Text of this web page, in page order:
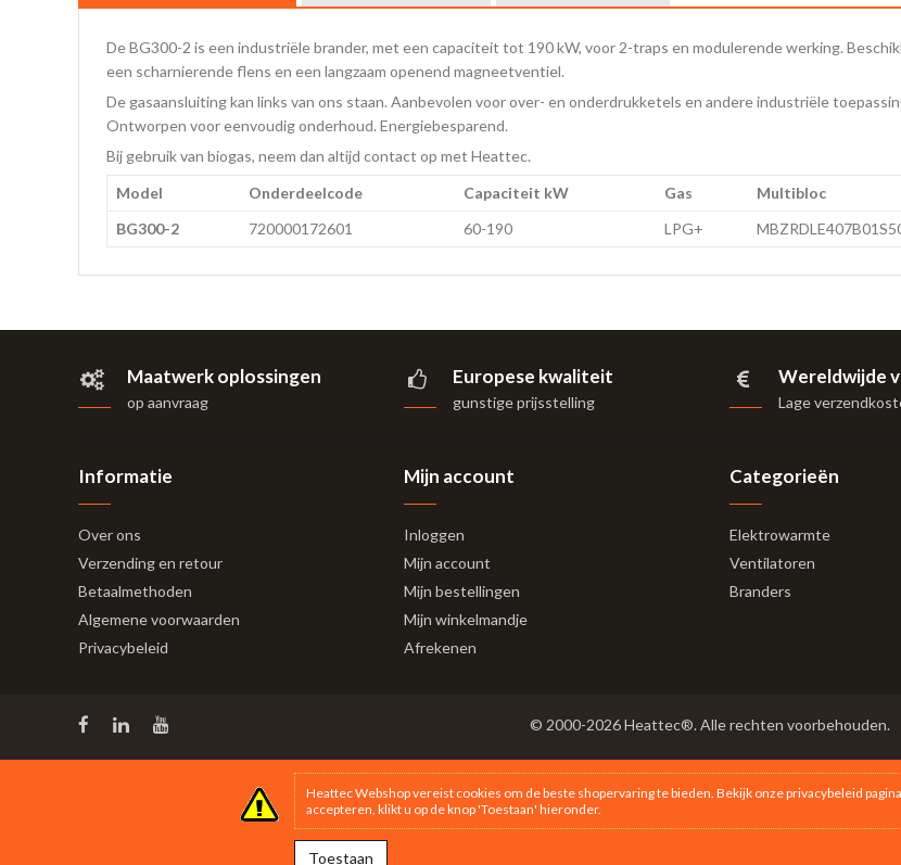
De BG300-2 is een industriële brander, met een capaciteit tot 190 kW, voor 2-traps en modulerende werking.
een scharnierende flens en een langzaam openend magneetventiel.
De gasaansluiting kan links van ons staan. Aanbevolen voor over- en onderdrukketels en andere industriële
Ontworpen voor eenvoudig onderhoud. Energiebesparend.
Bij gebruik van biogas, neem dan altijd contact op met Heattec.
Model
Onderdeelcode Capaciteit kW Gas Multibloc
BG300-2
720000172601 60-190 LPG+
Maatwerk oplossingen
op aanvraag
Europese kwaliteit
gunstige prijsstelling
Wereldwijde
Lage
Informatie
Over ons
Verzending en retour
Betaalmethoden
Algemene voorwaarden
Privacybeleid
Mijn account
Inloggen
Mijn account
Mijn bestellingen
Mijn winkelmandje
Afrekenen
Categorieën
Elektrowarmte
Ventilatoren
Branders
© 2000-2026 Heattec®. Alle rechten voorbehouden.
Heattec Webshop vereist cookies om de beste shopervaring te bieden. Bekijk onzeprivacybeleid
accepteren, klikt u op de knop 'Toestaan' hieronder.
Toestaan